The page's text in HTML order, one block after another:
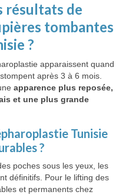
résultats de
tombantes
?
apparaissent quand
après 3 à 6 mois.
apparence plus reposée,
et une plus grande
Tunisie
?
poches sous les yeux, les
définitifs. Pour le lifting des
et permanents chez